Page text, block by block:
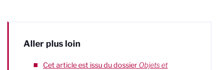
Aller plus loin
Cet article est issu du dossier Objets et